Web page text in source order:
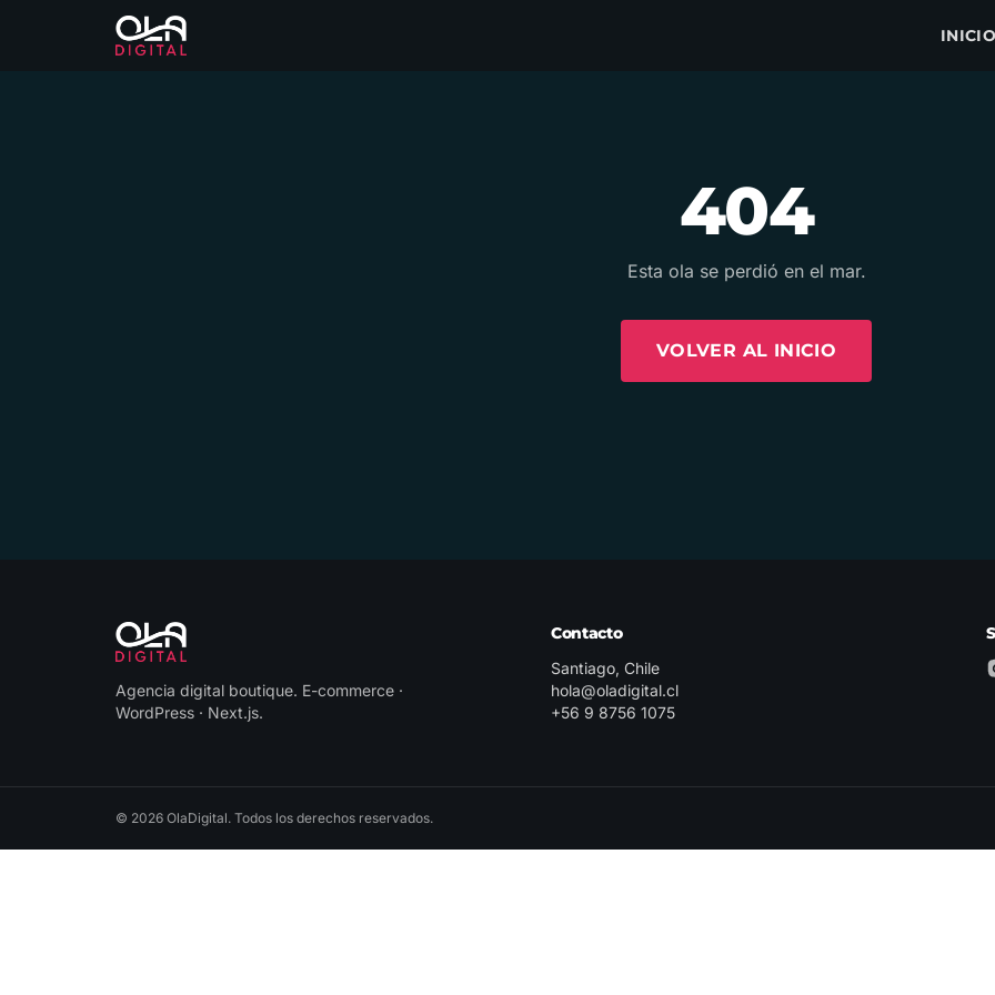
404
Esta ola se perdió en el mar.
VOLVER AL INICIO
Agencia digital boutique. E-commerce ·
WordPress · Next.js.
Contacto
Santiago, Chile
hola@oladigital.cl
+56 9 8756 1075
© 2026 OlaDigital. Todos los derechos reservados.